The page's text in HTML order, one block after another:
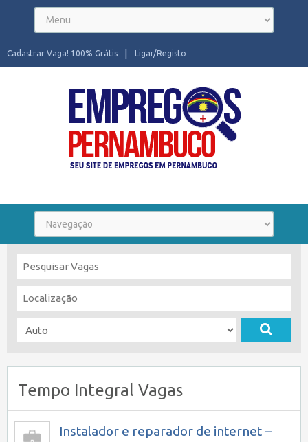
Ligar/Registo
Cadastrar Vaga! 100% Grátis
Tempo Integral Vagas
Instalador e reparador de internet –